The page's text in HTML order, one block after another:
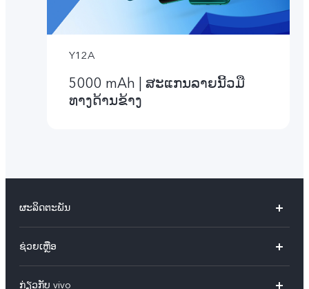
Y12A
5000 mAh | ສະແກນລາຍນີ້ວມື
ທາງດ້ານຂ້າງ
ຜະລິດຕະພັນ
ທຸກໂມເດວ
ຊ່ວຍເຫຼືອ
ກ່ຽວກັບ vivo